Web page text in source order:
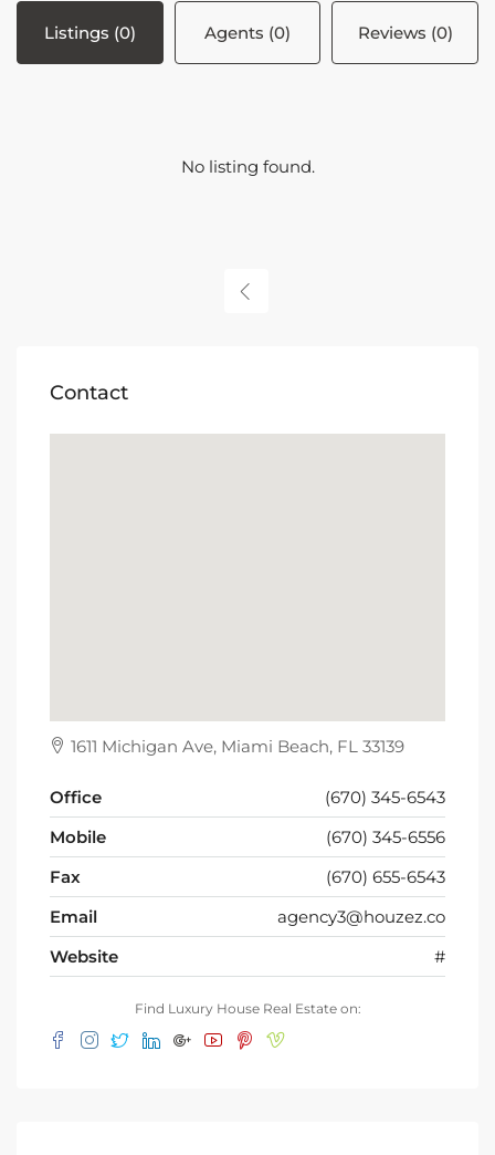
Listings (0) Agents (0) Reviews (0)
No listing found.
Contact
1611 Michigan Ave, Miami Beach, FL 33139
Office
(670) 345-6543
Mobile
(670) 345-6556
Fax
(670) 655-6543
Email
agency3@houzez.co
Website
#
Find Luxury House Real Estate on: